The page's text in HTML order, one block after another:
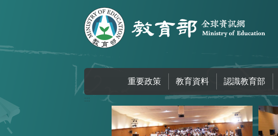
重要政策 教育資料 認識教育部
:::